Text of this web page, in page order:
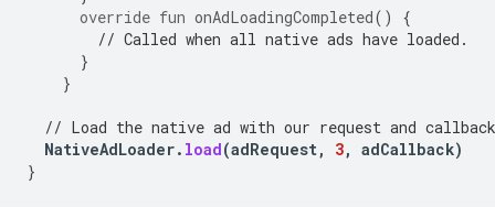
override fun onAdLoadingCompleted()
{
// Called when all native ads have loaded.
}
}
// Load the native ad with our request and
NativeAdLoader. load(adRequest, 3, adCallback)
}